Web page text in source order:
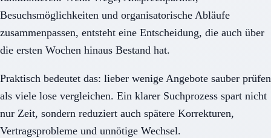
Besuchsmöglichkeiten und organisatorische Abläufe
zusammenpassen, entsteht eine Entscheidung, die auch über
die ersten Wochen hinaus Bestand hat.
Praktisch bedeutet das: lieber wenige Angebote sauber prüfen
als viele lose vergleichen. Ein klarer Suchprozess spart nicht
nur Zeit, sondern reduziert auch spätere Korrekturen,
Vertragsprobleme und unnötige Wechsel.